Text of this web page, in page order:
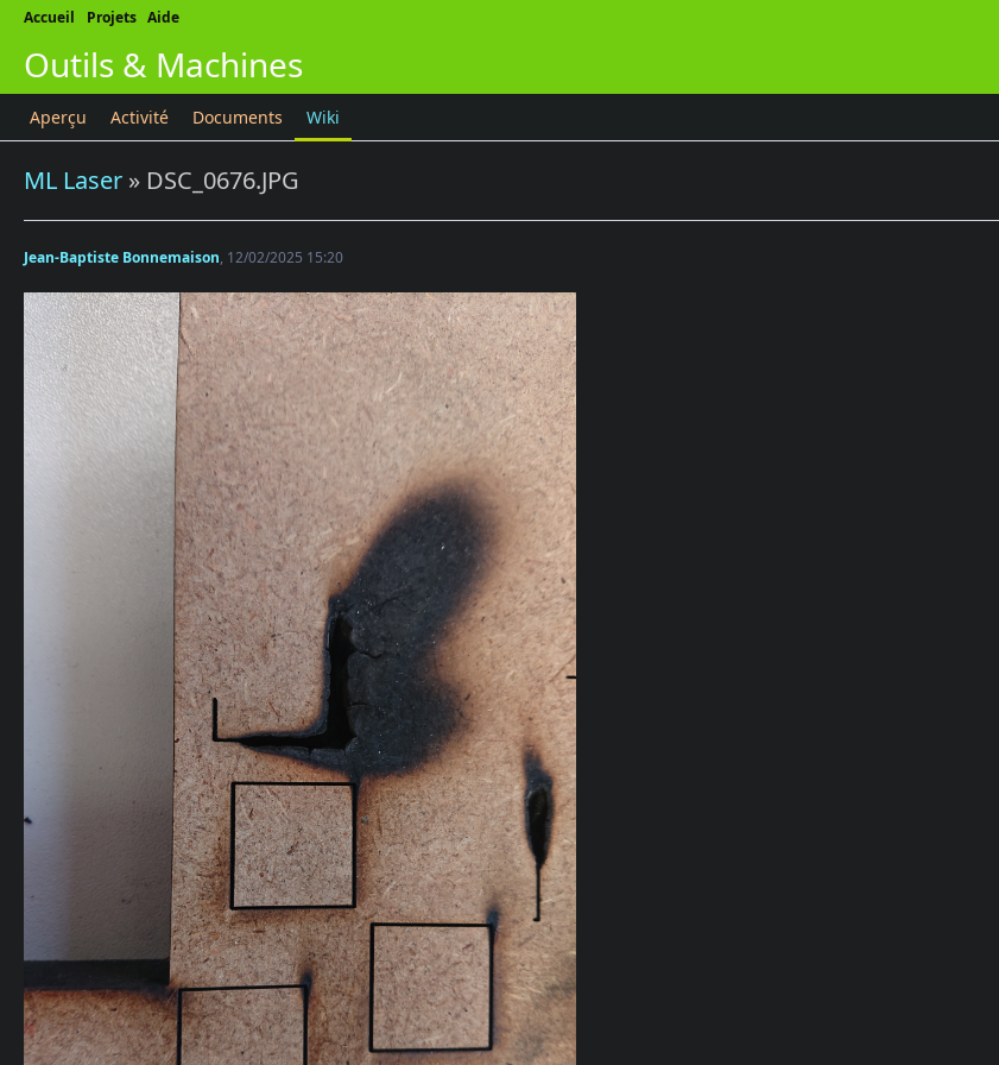
Accueil Projets Aide
Outils & Machines
Aperçu Activité Documents Wiki
ML Laser » DSC_0676.JPG
Jean-Baptiste Bonnemaison, 12/02/2025 15:20